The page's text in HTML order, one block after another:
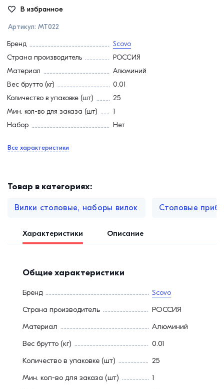
В избранное
Артикул: МТ022
Бренд
Scovo
Страна производитель
РОССИЯ
Материал
Алюминий
Вес брутто (кг)
0.01
Количество в упаковке (шт)
25
Мин. кол-во для заказа (шт)
1
Набор
Нет
Все характеристики
Товар в категориях:
Вилки столовые, наборы вилок Столовые
Характеристики Описание
Общие характеристики
Бренд
Scovo
Страна производитель
РОССИЯ
Материал
Алюминий
Вес брутто (кг)
0.01
Количество в упаковке (шт)
25
Мин. кол-во для заказа (шт)
1